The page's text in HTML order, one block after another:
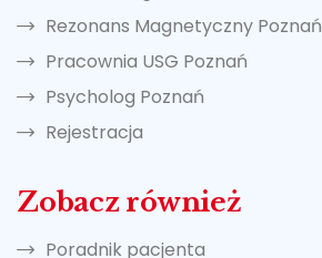
Rezonans Magnetyczny Poznań
Pracownia USG Poznań
Psycholog Poznań
Rejestracja
Zobacz również
Poradnik pacjenta